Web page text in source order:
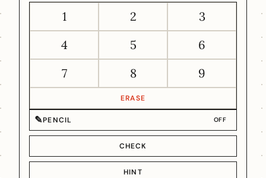
1 2
3
4
5
6
7
8 9
ERASE
✎PENCIL OFF
CHECK
HINT